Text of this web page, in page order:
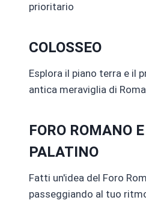
prioritario
COLOSSEO
Esplora il piano terra e il
antica meraviglia di
FORO ROMANO
PALATINO
Fatti un'idea del Foro
passeggiando al tuo